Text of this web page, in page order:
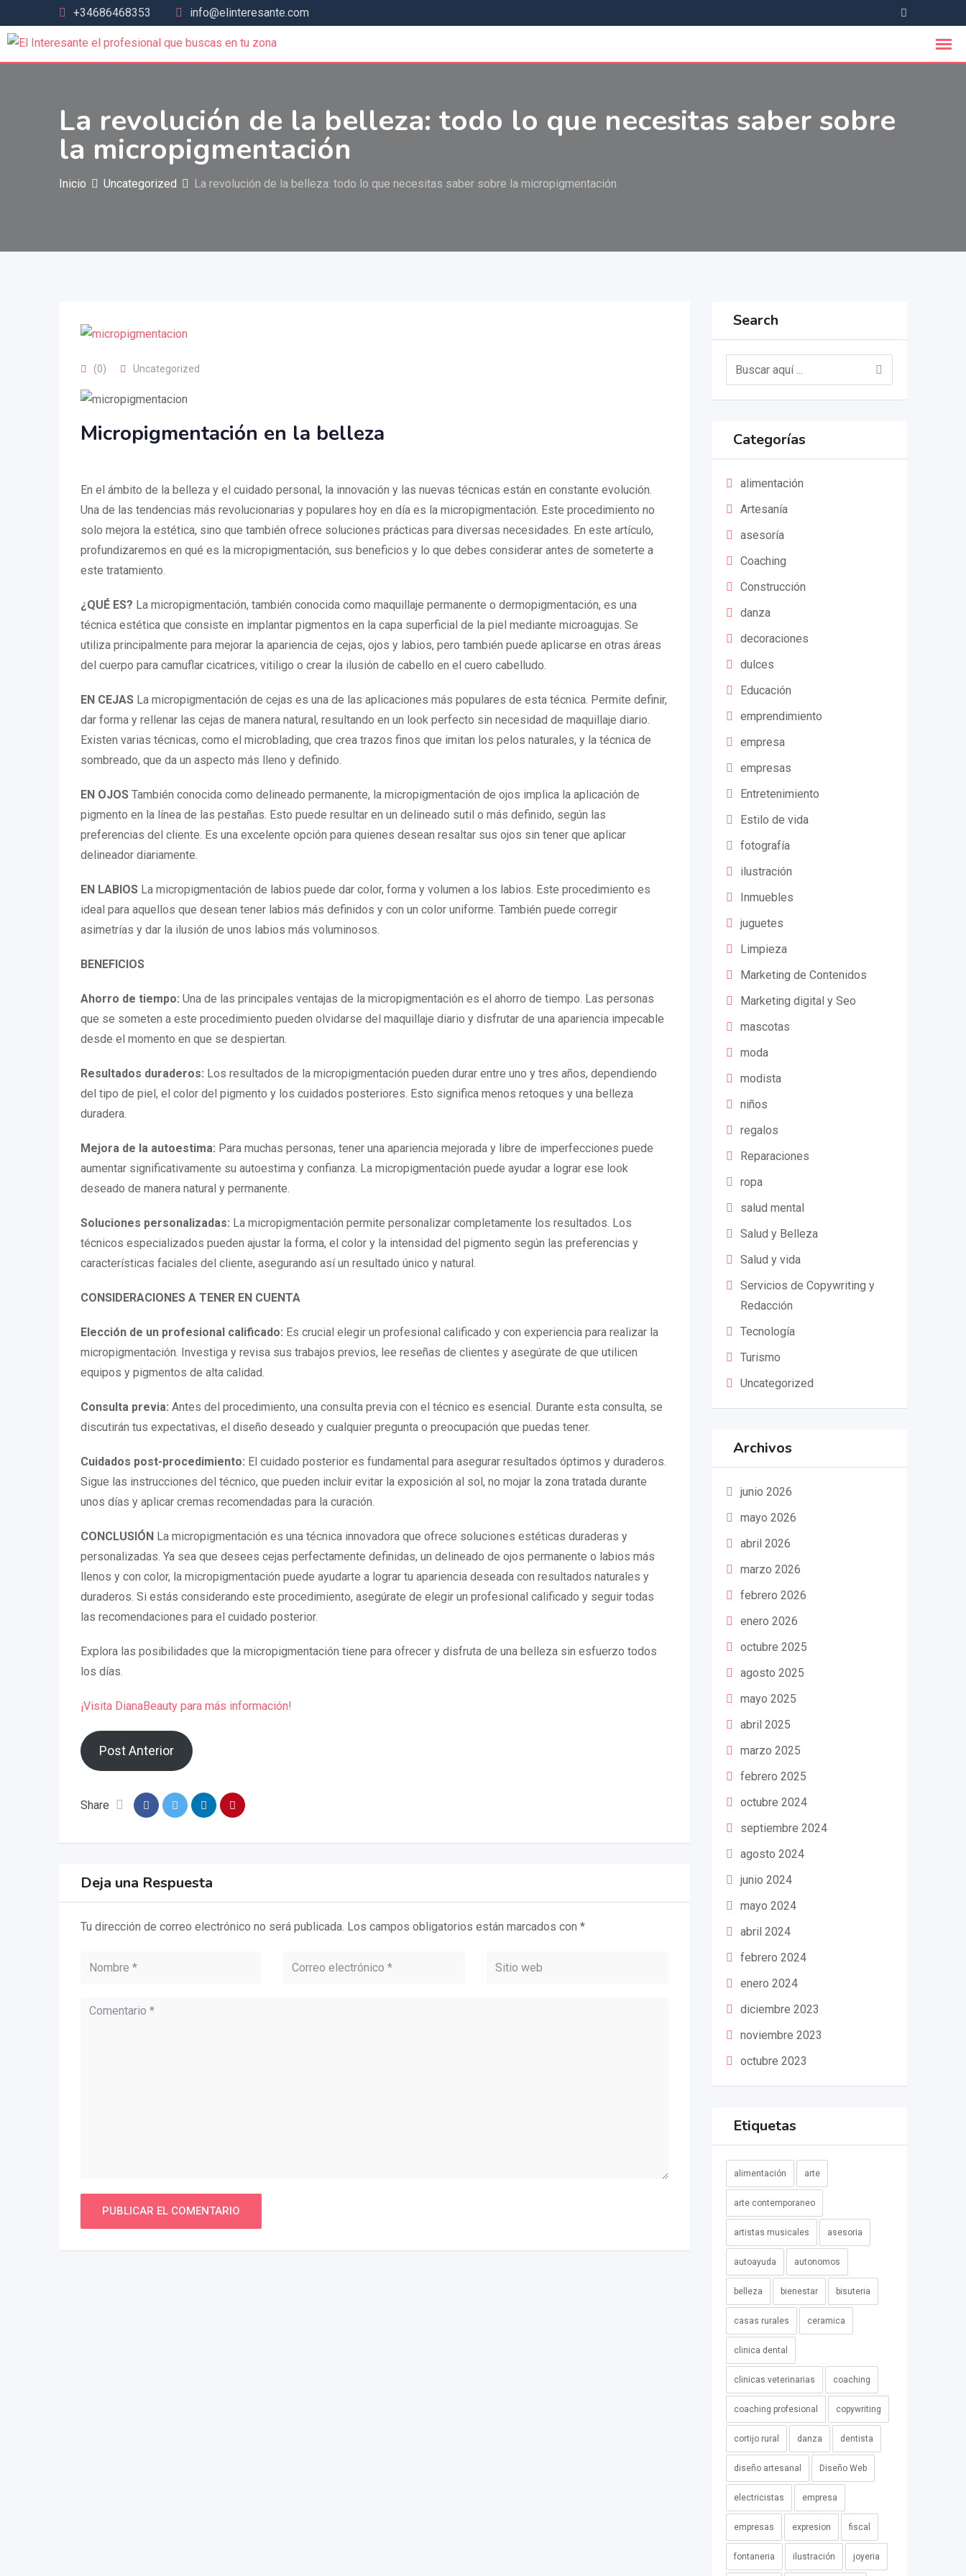
+34686468353 info@elinteresante.com
La revolución de la belleza: todo lo que necesitas saber sobre
la micropigmentación
Inicio Uncategorized La revolución de la belleza: todo lo que necesitas saber sobre la micropigmentación
(0) Uncategorized
Micropigmentación en la belleza
En el ámbito de la belleza y el cuidado personal, la innovación y las nuevas técnicas están en constante evolución.
Una de las tendencias más revolucionarias y populares hoy en día es la micropigmentación. Este procedimiento no
solo mejora la estética, sino que también ofrece soluciones prácticas para diversas necesidades. En este artículo,
profundizaremos en qué es la micropigmentación, sus beneficios y lo que debes considerar antes de someterte a
este tratamiento.
¿QUÉ ES? La micropigmentación, también conocida como maquillaje permanente o dermopigmentación, es una
técnica estética que consiste en implantar pigmentos en la capa superficial de la piel mediante microagujas. Se
utiliza principalmente para mejorar la apariencia de cejas, ojos y labios, pero también puede aplicarse en otras áreas
del cuerpo para camuflar cicatrices, vitiligo o crear la ilusión de cabello en el cuero cabelludo.
EN CEJAS La micropigmentación de cejas es una de las aplicaciones más populares de esta técnica. Permite definir,
dar forma y rellenar las cejas de manera natural, resultando en un look perfecto sin necesidad de maquillaje diario.
Existen varias técnicas, como el microblading, que crea trazos finos que imitan los pelos naturales, y la técnica de
sombreado, que da un aspecto más lleno y definido.
EN OJOS También conocida como delineado permanente, la micropigmentación de ojos implica la aplicación de
pigmento en la línea de las pestañas. Esto puede resultar en un delineado sutil o más definido, según las
preferencias del cliente. Es una excelente opción para quienes desean resaltar sus ojos sin tener que aplicar
delineador diariamente.
EN LABIOS La micropigmentación de labios puede dar color, forma y volumen a los labios. Este procedimiento es
ideal para aquellos que desean tener labios más definidos y con un color uniforme. También puede corregir
asimetrías y dar la ilusión de unos labios más voluminosos.
BENEFICIOS
Ahorro de tiempo: Una de las principales ventajas de la micropigmentación es el ahorro de tiempo. Las personas
que se someten a este procedimiento pueden olvidarse del maquillaje diario y disfrutar de una apariencia impecable
desde el momento en que se despiertan.
Resultados duraderos: Los resultados de la micropigmentación pueden durar entre uno y tres años, dependiendo
del tipo de piel, el color del pigmento y los cuidados posteriores. Esto significa menos retoques y una belleza
duradera.
Mejora de la autoestima: Para muchas personas, tener una apariencia mejorada y libre de imperfecciones puede
aumentar significativamente su autoestima y confianza. La micropigmentación puede ayudar a lograr ese look
deseado de manera natural y permanente.
Soluciones personalizadas: La micropigmentación permite personalizar completamente los resultados. Los
técnicos especializados pueden ajustar la forma, el color y la intensidad del pigmento según las preferencias y
características faciales del cliente, asegurando así un resultado único y natural.
CONSIDERACIONES A TENER EN CUENTA
Elección de un profesional calificado: Es crucial elegir un profesional calificado y con experiencia para realizar la
micropigmentación. Investiga y revisa sus trabajos previos, lee reseñas de clientes y asegúrate de que utilicen
equipos y pigmentos de alta calidad.
Consulta previa: Antes del procedimiento, una consulta previa con el técnico es esencial. Durante esta consulta, se
discutirán tus expectativas, el diseño deseado y cualquier pregunta o preocupación que puedas tener.
Cuidados post-procedimiento: El cuidado posterior es fundamental para asegurar resultados óptimos y duraderos.
Sigue las instrucciones del técnico, que pueden incluir evitar la exposición al sol, no mojar la zona tratada durante
unos días y aplicar cremas recomendadas para la curación.
CONCLUSIÓN La micropigmentación es una técnica innovadora que ofrece soluciones estéticas duraderas y
personalizadas. Ya sea que desees cejas perfectamente definidas, un delineado de ojos permanente o labios más
llenos y con color, la micropigmentación puede ayudarte a lograr tu apariencia deseada con resultados naturales y
duraderos. Si estás considerando este procedimiento, asegúrate de elegir un profesional calificado y seguir todas
las recomendaciones para el cuidado posterior.
Explora las posibilidades que la micropigmentación tiene para ofrecer y disfruta de una belleza sin esfuerzo todos
los días.
¡Visita DianaBeauty para más información!
Post Anterior
Share
Deja una Respuesta
Tu dirección de correo electrónico no será publicada. Los campos obligatorios están marcados con *
Search
Categorías
alimentación
Artesanía
asesoría
Coaching
Construcción
danza
decoraciones
dulces
Educación
emprendimiento
empresa
empresas
Entretenimiento
Estilo de vida
fotografía
ilustración
Inmuebles
juguetes
Limpieza
Marketing de Contenidos
Marketing digital y Seo
mascotas
moda
modista
niños
regalos
Reparaciones
ropa
salud mental
Salud y Belleza
Salud y vida
Servicios de Copywriting y
Redacción
Tecnología
Turismo
Uncategorized
Archivos
junio 2026
mayo 2026
abril 2026
marzo 2026
febrero 2026
enero 2026
octubre 2025
agosto 2025
mayo 2025
abril 2025
marzo 2025
febrero 2025
octubre 2024
septiembre 2024
agosto 2024
junio 2024
mayo 2024
abril 2024
febrero 2024
enero 2024
diciembre 2023
noviembre 2023
octubre 2023
Etiquetas
alimentación arte
arte contemporaneo
artistas musicales asesoria
autoayuda autonomos
belleza bienestar bisuteria
casas rurales ceramica
clinica dental
clinicas veterinarias coaching
coaching profesional copywriting
cortijo rural danza dentista
diseño artesanal Diseño Web
electricistas empresa
empresas expresion fiscal
fontaneria ilustración joyeria